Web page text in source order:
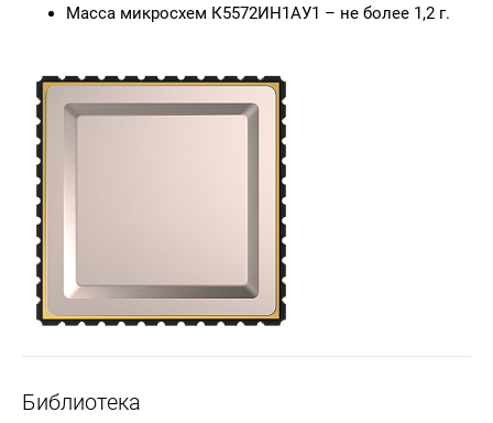
Масса микросхем К5572ИН1АУ1 – не более 1,2 г.
Библиотека